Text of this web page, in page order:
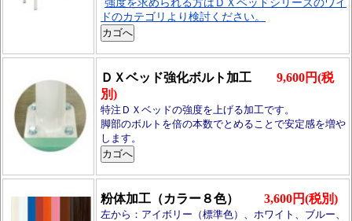
強度を求められる方はＤＸベッドシリーズのワイ
ドのカテゴリより検討ください。
ＤＸベッド強化ボルト加工 9,600円(税
別)
特注ＤＸベッドの強度を上げる加工です。
脚部のボルトを倍の本数でとめることで安定感を増や
します。
粉体加工（カラー８色） 3,600円(税別)
左から：アイボリー（標準色）、ホワイト、ブルー、